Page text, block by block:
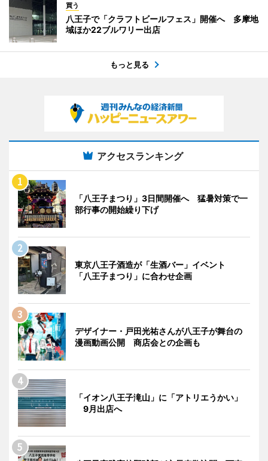
買う
八王子で「クラフトビールフェス」開催へ 多摩地
域ほか22ブルワリー出店
もっと見る
アクセスランキング
「八王子まつり」3日間開催へ 猛暑対策で一
部行事の開始繰り下げ
東京八王子酒造が「生酒バー」イベント
「八王子まつり」に合わせ企画
デザイナー・戸田光祐さんが八王子が舞台の
漫画動画公開 商店会との企画も
「イオン八王子滝山」に「アトリエうかい」
9月出店へ